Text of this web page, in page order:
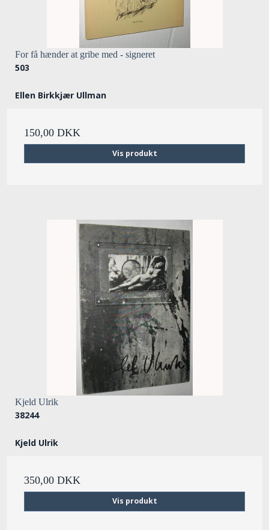
For få hænder at gribe med - signeret
503
Ellen Birkkjær Ullman
150,00 DKK
Vis produkt
Kjeld Ulrik
38244
Kjeld Ulrik
350,00 DKK
Vis produkt